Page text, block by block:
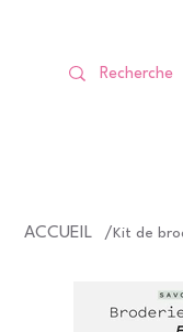
ACCUEIL /Kit de